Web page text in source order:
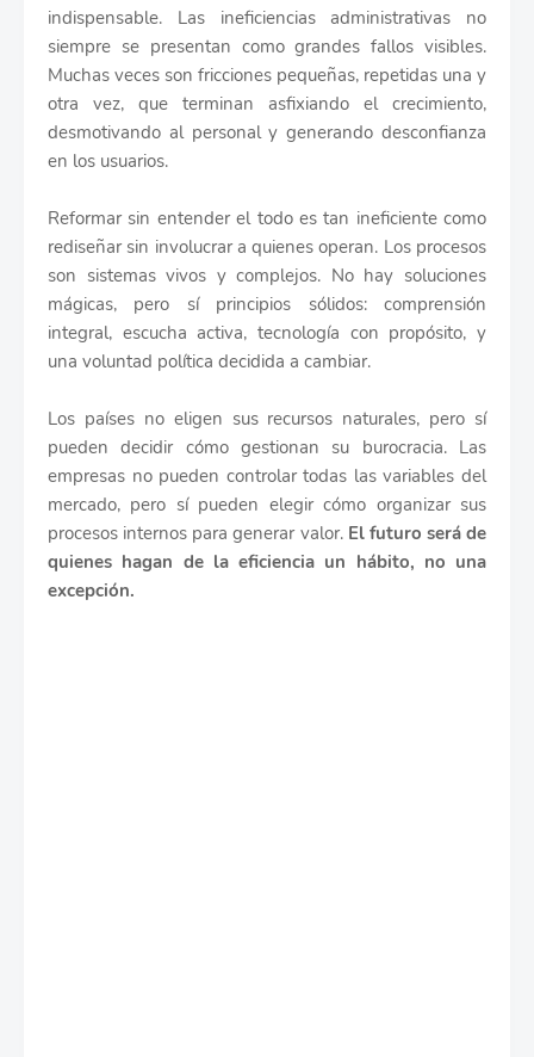
indispensable. Las ineficiencias administrativas no
siempre se presentan como grandes fallos visibles.
Muchas veces son fricciones pequeñas, repetidas una y
otra vez, que terminan asfixiando el crecimiento,
desmotivando al personal y generando desconfianza
en los usuarios.
Reformar sin entender el todo es tan ineficiente como
rediseñar sin involucrar a quienes operan. Los procesos
son sistemas vivos y complejos. No hay soluciones
mágicas, pero sí principios sólidos: comprensión
integral, escucha activa, tecnología con propósito, y
una voluntad política decidida a cambiar.
Los países no eligen sus recursos naturales, pero sí
pueden decidir cómo gestionan su burocracia. Las
empresas no pueden controlar todas las variables del
mercado, pero sí pueden elegir cómo organizar sus
procesos internos para generar valor. El futuro será de
quienes hagan de la eficiencia un hábito, no una
excepción.